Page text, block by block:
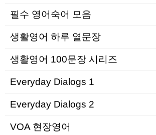
필수 영어숙어 모음
생활영어 하루 열문장
생활영어 100문장 시리즈
Everyday Dialogs 1
Everyday Dialogs 2
VOA 현장영어